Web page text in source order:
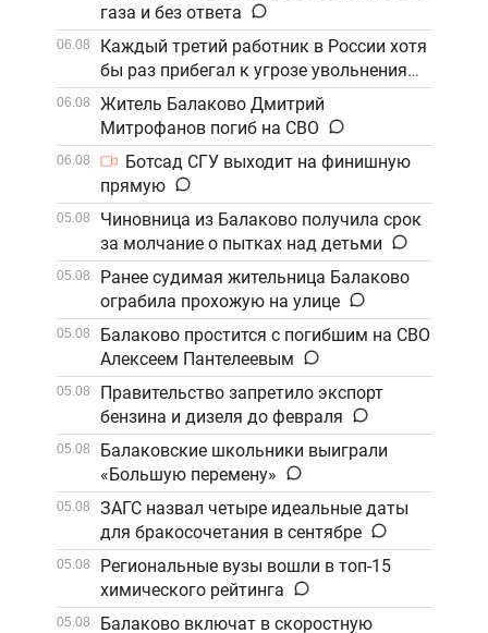
газа и без ответа
06.08
Каждый третий работник в России хотя
бы раз прибегал к угрозе увольнения
06.08
Житель Балаково Дмитрий
Митрофанов погиб на СВО
06.08
Ботсад СГУ выходит на финишную
прямую
05.08
Чиновница из Балаково получила срок
за молчание о пытках над детьми
05.08
Ранее судимая жительница Балаково
ограбила прохожую на улице
05.08
Балаково простится с погибшим на СВО
Алексеем Пантелеевым
05.08
Правительство запретило экспорт
бензина и дизеля до февраля
05.08
Балаковские школьники выиграли
«Большую перемену»
05.08
ЗАГС назвал четыре идеальные даты
для бракосочетания в сентябре
05.08
Региональные вузы вошли в топ-15
химического рейтинга
05.08
Балаково включат в скоростную